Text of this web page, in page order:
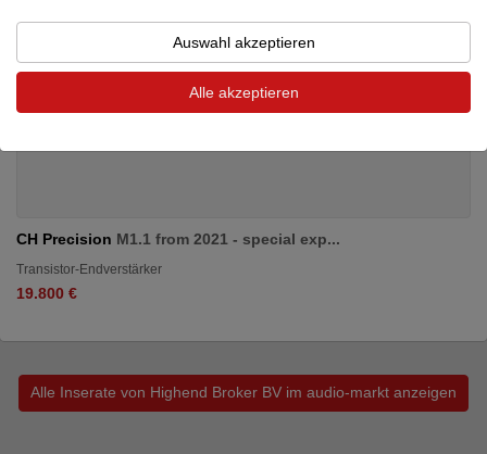
CH Precision M1.1 from 2021 - special exp...
Transistor-Endverstärker
19.800 €
Alle Inserate von Highend Broker BV im audio-markt anzeigen
Auswahl akzeptieren
Alle akzeptieren